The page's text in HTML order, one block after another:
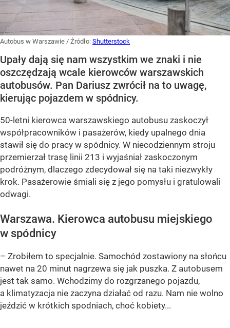
Autobus w Warszawie / Źródło: Shutterstock
Upały dają się nam wszystkim we znaki i nie
oszczędzają wcale kierowców warszawskich
autobusów. Pan Dariusz zwrócił na to uwagę,
kierując pojazdem w spódnicy.
50-letni kierowca warszawskiego autobusu zaskoczył
współpracowników i pasażerów, kiedy upalnego dnia
stawił się do pracy w spódnicy. W niecodziennym stroju
przemierzał trasę linii 213 i wyjaśniał zaskoczonym
podróżnym, dlaczego zdecydował się na taki niezwykły
krok. Pasażerowie śmiali się z jego pomysłu i gratulowali
odwagi.
Warszawa. Kierowca autobusu miejskiego
w spódnicy
– Zrobiłem to specjalnie. Samochód zostawiony na słońcu
nawet na 20 minut nagrzewa się jak puszka. Z autobusem
jest tak samo. Wchodzimy do rozgrzanego pojazdu,
a klimatyzacja nie zaczyna działać od razu. Nam nie wolno
jeździć w krótkich spodniach, choć kobiety...